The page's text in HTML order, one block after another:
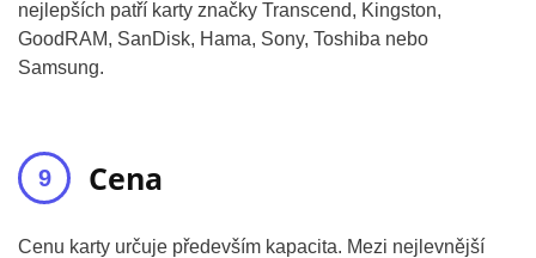
nejlepších patří karty značky Transcend, Kingston,
GoodRAM, SanDisk, Hama, Sony, Toshiba nebo
Samsung.
Cena
Cenu karty určuje především kapacita. Mezi nejlevnější